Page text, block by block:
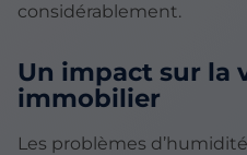
considérablement.
Un impact sur la
immobilier
Les problèmes